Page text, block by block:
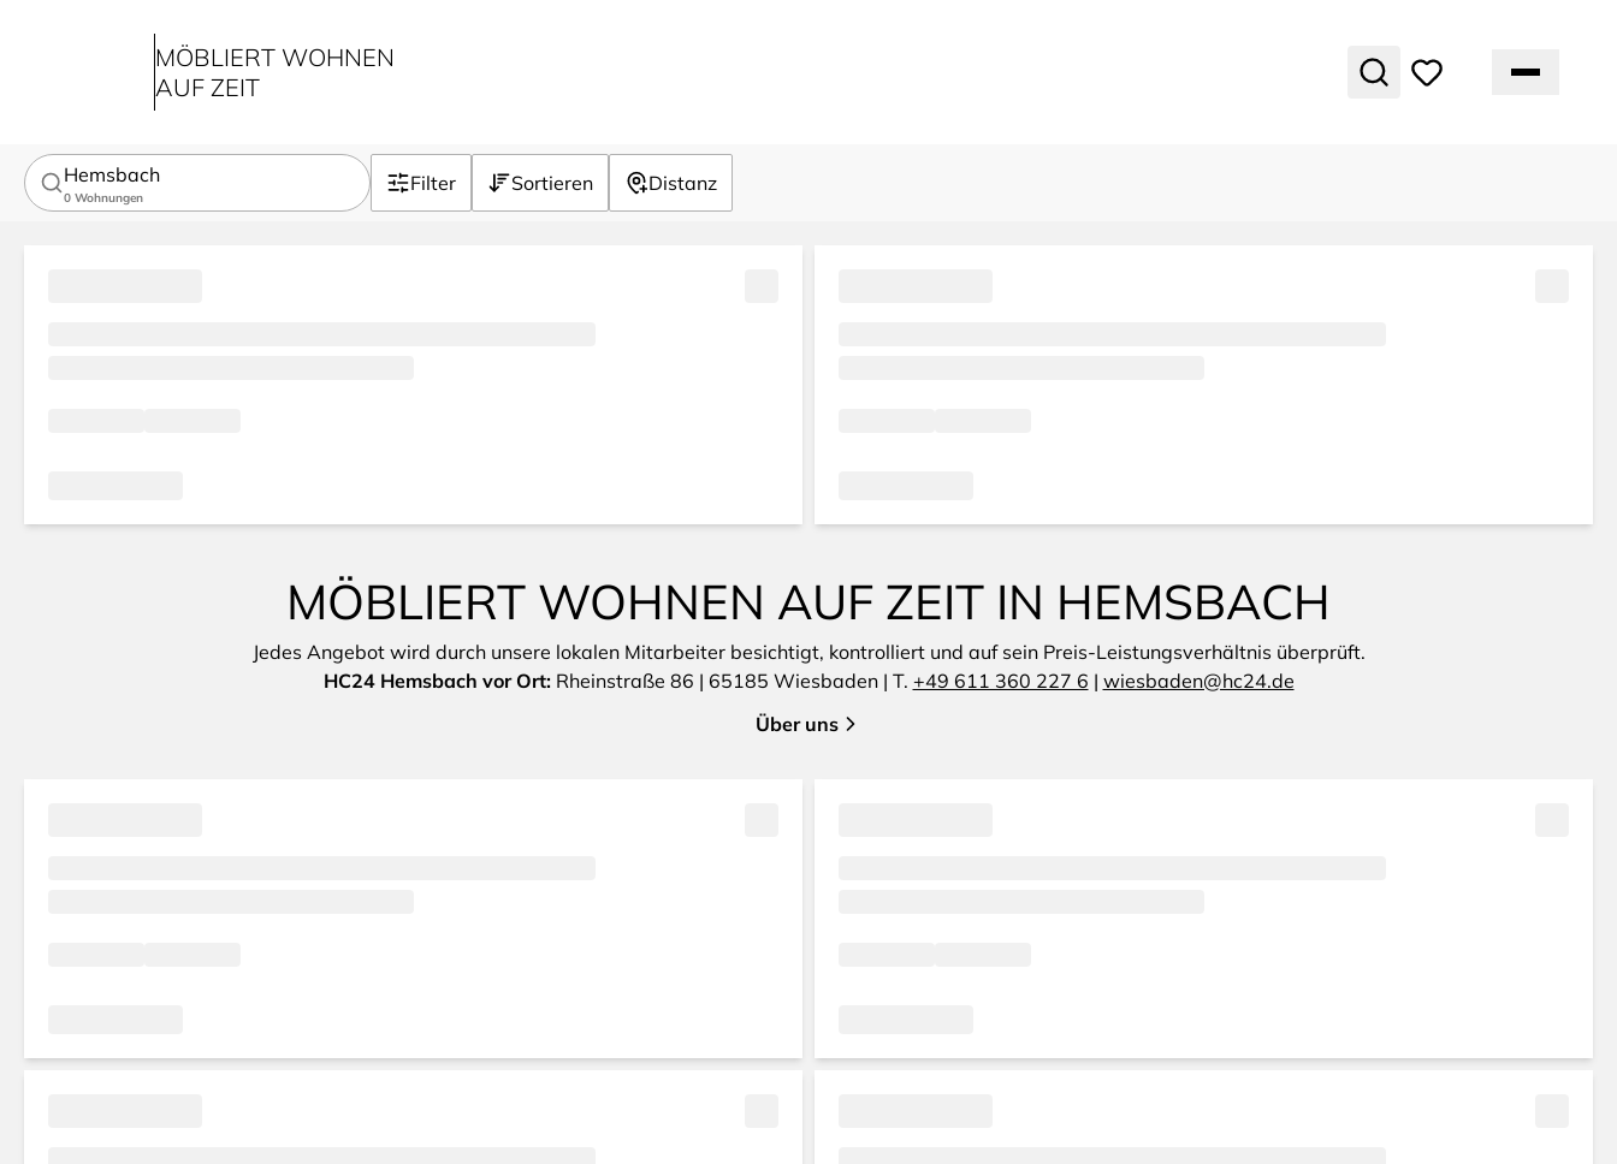
MÖBLIERT WOHNEN
AUF ZEIT
Hemsbach
0 Wohnungen
Filter Sortieren Distanz
MÖBLIERT WOHNEN AUF ZEIT IN HEMSBACH
Jedes Angebot wird durch unsere lokalen Mitarbeiter besichtigt, kontrolliert und auf sein Preis-Leistungsverhältnis überprüft.
HC24 Hemsbach vor Ort: Rheinstraße 86 | 65185 Wiesbaden | T. +49 611 360 227 6 | wiesbaden@hc24.de
Über uns